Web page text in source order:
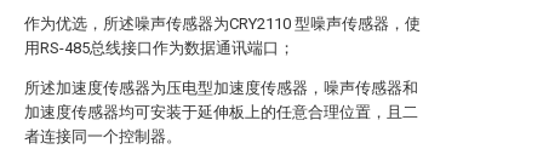
作为优选，所述噪声传感器为CRY2110 型噪声传感器，使
用RS-485总线接口作为数据通讯端口；
所述加速度传感器为压电型加速度传感器，噪声传感器和
加速度传感器均可安装于延伸板上的任意合理位置，且二
者连接同一个控制器。